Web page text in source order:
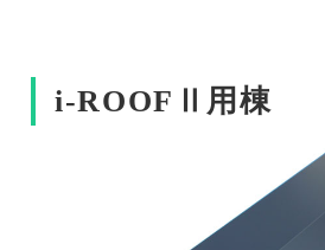
i-ROOFⅡ用棟